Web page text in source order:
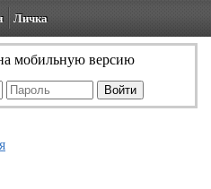
Личка
мобильную версию